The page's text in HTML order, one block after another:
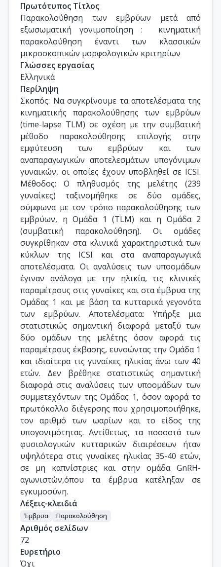
Πρωτότυπος Τίτλος
Παρακολούθηση των εμβρύων μετά από
εξωσωματική γονιμοποίηση :  κινηματική
παρακολούθηση έναντι των κλασσικών
μικροσκοπικών μορφολογικών κριτηρίων
Γλώσσες εργασίας
Ελληνικά
Περίληψη
Σκοπός: Να συγκρίνουμε τα αποτελέσματα της
κινηματικής παρακολούθησης των εμβρύων
(time-lapse TLM) σε σχέση με την συμβατική
μέθοδο παρακολούθησης επιλογής στην
εμφύτευση των εμβρύων και των
αναπαραγωγικών αποτελεσμάτων υπογόνιμων
γυναικών, οι οποίες έχουν υποβληθεί σε ICSI.
Μέθοδος: Ο πληθυσμός της μελέτης (239
γυναίκες) ταξινομήθηκε σε δύο ομάδες,
σύμφωνα με τον τρόπο παρακολούθησης των
εμβρύων, η Ομάδα 1 (TLM) και η Ομάδα 2
(συμβατική παρακολούθηση). Οι ομάδες
συγκρίθηκαν στα κλινικά χαρακτηριστικά των
κύκλων της ICSI και στα αναπαραγωγικά
αποτελέσματα. Οι αναλύσεις των υποομάδων
έγιναν ανάλογα με την ηλικία, τις κλινικές
παραμέτρους στις γυναίκες και στα έμβρυα της
Ομάδας 1 και με βάση τα κυτταρικά γεγονότα
των εμβρύων. Αποτελέσματα: Υπήρξε μια
στατιστικώς σημαντική διαφορά μεταξύ των
δύο ομάδων της μελέτης όσον αφορά τις
παραμέτρους έκβασης, ευνοώντας την Ομάδα 1
και ιδιαίτερα τις γυναίκες ηλικίας άνω των 40
ετών. Δεν βρέθηκε στατιστικώς σημαντική
διαφορά στις αναλύσεις των υποομάδων των
συμμετεχόντων της Ομάδας 1, όσον αφορά το
πρωτόκολλο διέγερσης που χρησιμοποιήθηκε,
τον αριθμό των ωαρίων και το είδος της
υπογονιμότητας. Αντίθετως, τα ποσοστά των
φυσιολογικών κυτταρικών διαιρέσεων ήταν
υψηλότερα στις γυναίκες ηλικίας 35-40 ετών,
σε μη καπνίστριες και στην ομάδα GnRH-
αγωνιστών,όπου τα έμβρυα κατέληξαν σε
εγκυμοσύνη.
Λέξεις-κλειδιά
Έμβρυα Παρακολούθηση
Αριθμός σελίδων
72
Ευρετήριο
Όχι